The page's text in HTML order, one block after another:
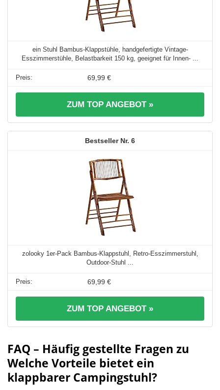
ein Stuhl Bambus-Klappstühle, handgefertigte Vintage-
Esszimmerstühle, Belastbarkeit 150 kg, geeignet für Innen- ...
69,99 €
ZUM TOP ANGEBOT »
6
zolooky 1er-Pack Bambus-Klappstuhl, Retro-Esszimmerstuhl,
Outdoor-Stuhl ...
69,99 €
ZUM TOP ANGEBOT »
FAQ – Häufig gestellte Fragen zu
Welche Vorteile bietet ein
klappbarer Campingstuhl?